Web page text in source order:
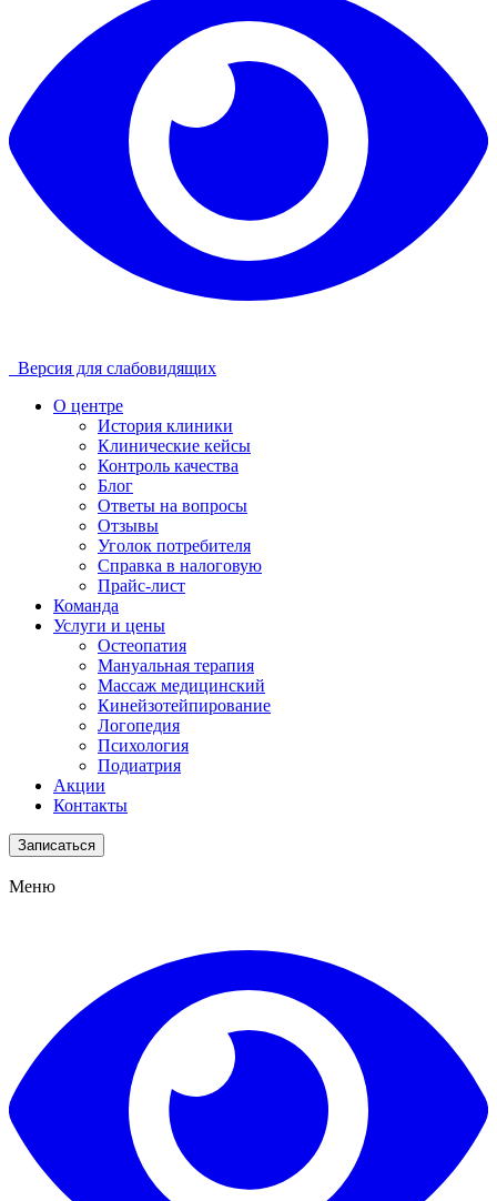
Версия для слабовидящих
О центре
История клиники
Клинические кейсы
Контроль качества
Блог
Ответы на вопросы
Отзывы
Уголок потребителя
Справка в налоговую
Прайс-лист
Команда
Услуги и цены
Остеопатия
Мануальная терапия
Массаж медицинский
Кинейзотейпирование
Логопедия
Психология
Подиатрия
Акции
Контакты
Записаться
Меню